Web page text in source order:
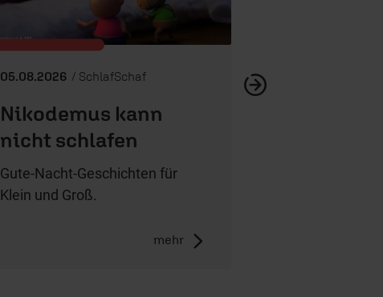
05.08.2026 / SchlafSchaf
Nikodemus kann
nicht schlafen
Gute-Nacht-Geschichten für
Klein und Groß.
mehr